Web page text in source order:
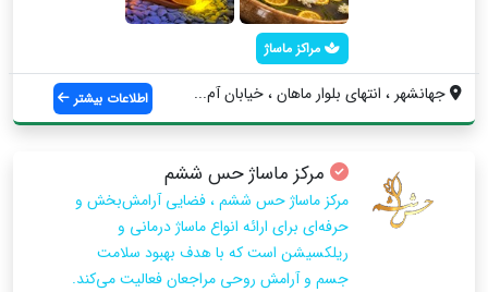
مراکز ماساژ
جهانشهر ، انتهای بلوار ماهان ، خیابان آم... اطلاعات بیشتر
مرکز ماساژ حس ششم
مرکز ماساژ حس ششم ، فضایی آرامش‌بخش و
حرفه‌ای برای ارائه انواع ماساژ درمانی و
ریلکسیشن است که با هدف بهبود سلامت
جسم و آرامش روحی مراجعان فعالیت می‌کند.